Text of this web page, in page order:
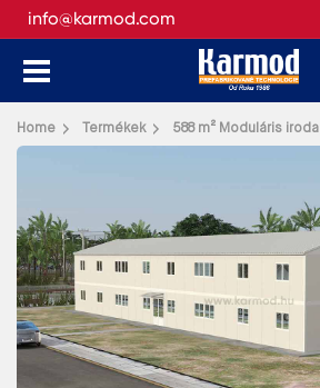
info@karmod.com
Home Termékek 588 m² Moduláris iroda